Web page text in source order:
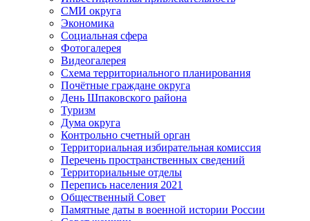
СМИ округа
Экономика
Социальная сфера
Фотогалерея
Видеогалерея
Схема территориального планирования
Почётные граждане округа
День Шпаковского района
Туризм
Дума округа
Контрольно счетный орган
Территориальная избирательная комиссия
Перечень пространственных сведений
Территориальные отделы
Перепись населения 2021
Общественный Совет
Памятные даты в военной истории России